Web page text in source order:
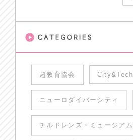
超教育協会 City&Tech
ニューロダイバーシティ
チルドレンズ・ミュージアム